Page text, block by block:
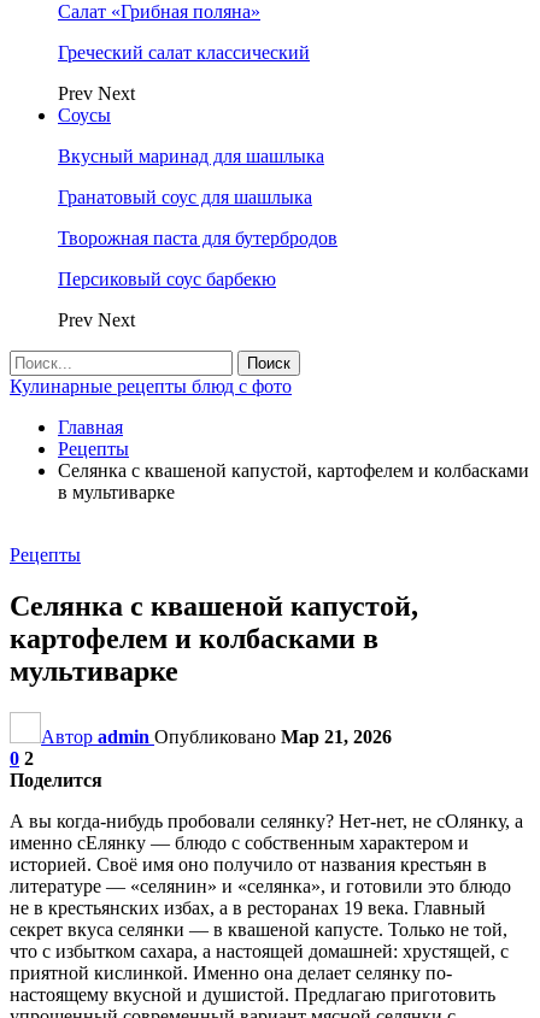
Салат «Грибная поляна»
Греческий салат классический
Prev Next
Соусы
Вкусный маринад для шашлыка
Гранатовый соус для шашлыка
Творожная паста для бутербродов
Персиковый соус барбекю
Prev Next
Кулинарные рецепты блюд с фото
Главная
Рецепты
Селянка с квашеной капустой, картофелем и колбасками
в мультиварке
Рецепты
Селянка с квашеной капустой,
картофелем и колбасками в
мультиварке
Автор admin Опубликовано Мар 21, 2026
0 2
Поделится
А вы когда-нибудь пробовали селянку? Нет-нет, не сОлянку, а
именно сЕлянку — блюдо с собственным характером и
историей. Своё имя оно получило от названия крестьян в
литературе — «селянин» и «селянка», и готовили это блюдо
не в крестьянских избах, а в ресторанах 19 века. Главный
секрет вкуса селянки — в квашеной капусте. Только не той,
что с избытком сахара, а настоящей домашней: хрустящей, с
приятной кислинкой. Именно она делает селянку по-
настоящему вкусной и душистой. Предлагаю приготовить